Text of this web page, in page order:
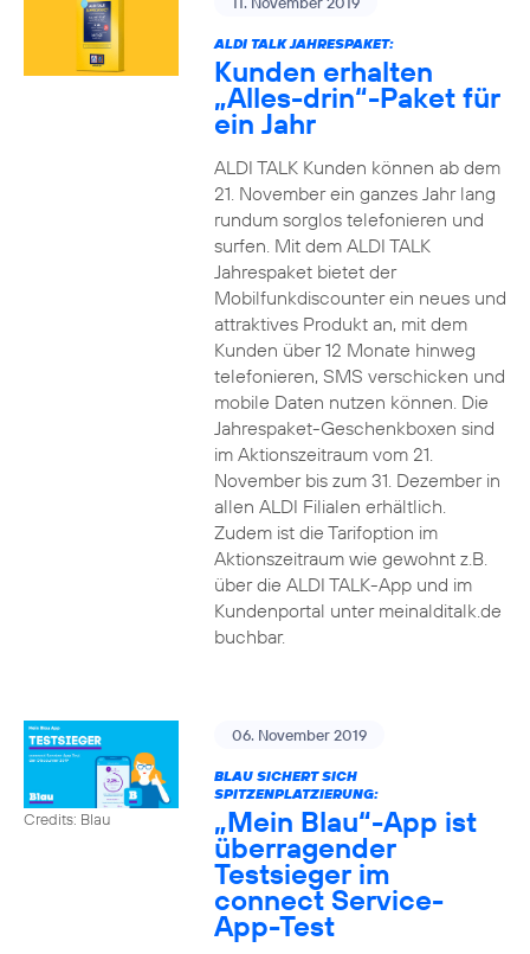
ALDI TALK JAHRESPAKET:
Kunden erhalten
„Alles-drin“-Paket für
ein Jahr
ALDI TALK Kunden können ab dem
21. November ein ganzes Jahr lang
rundum sorglos telefonieren und
surfen. Mit dem ALDI TALK
Jahrespaket bietet der
Mobilfunkdiscounter ein neues und
attraktives Produkt an, mit dem
Kunden über 12 Monate hinweg
telefonieren, SMS verschicken und
mobile Daten nutzen können. Die
Jahrespaket-Geschenkboxen sind
im Aktionszeitraum vom 21.
November bis zum 31. Dezember in
allen ALDI Filialen erhältlich.
Zudem ist die Tarifoption im
Aktionszeitraum wie gewohnt z.B.
über die ALDI TALK-App und im
Kundenportal unter meinalditalk.de
buchbar.
Credits: Blau
06. November 2019
BLAU SICHERT SICH
SPITZENPLATZIERUNG:
„Mein Blau“-App ist
überragender
Testsieger im
connect Service-
App-Test